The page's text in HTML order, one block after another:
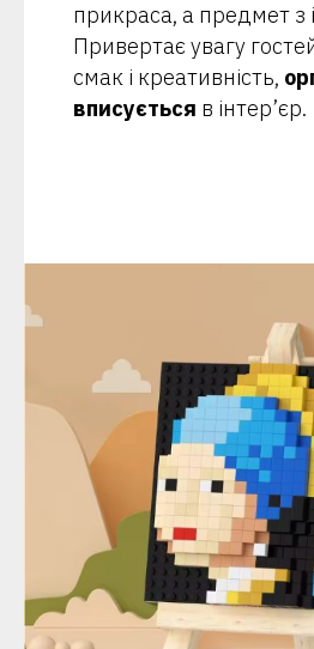
прикраса, а предмет з
Привертає увагу
смак і креативність,
вписується в інтер’єр.